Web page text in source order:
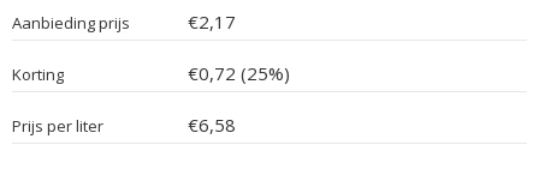
Aanbieding prijs €2,17
Korting €0,72 (25%)
Prijs per liter €6,58